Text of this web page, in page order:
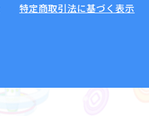
特定商取引法に基づく表示